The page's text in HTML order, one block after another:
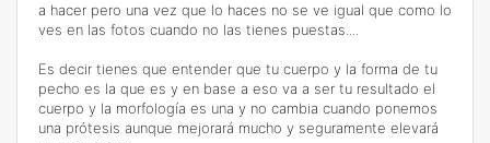
a hacer pero una vez que lo haces no se ve igual que como lo
ves en las fotos cuando no las tienes puestas....
Es decir tienes que entender que tu cuerpo y la forma de tu
pecho es la que es y en base a eso va a ser tu resultado el
cuerpo y la morfología es una y no cambia cuando ponemos
una prótesis aunque mejorará mucho y seguramente elevará